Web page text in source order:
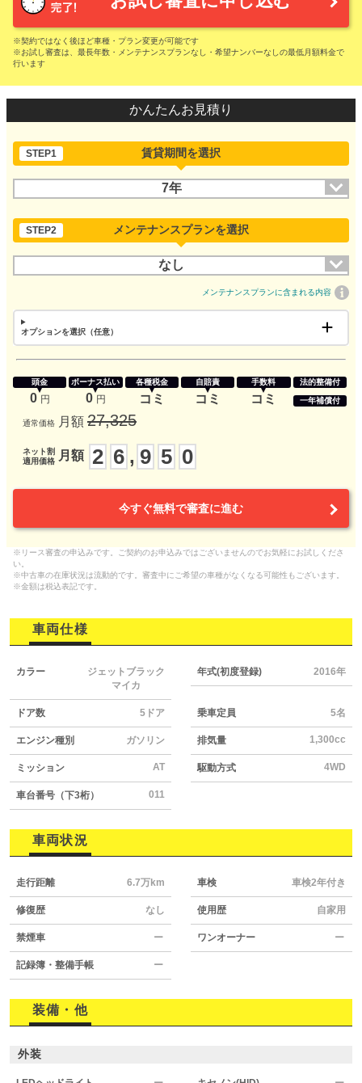
※契約ではなく後ほど車種・プラン変更が可能です
※お試し審査は、最長年数・メンテナンスプランなし・希望ナンバーなしの最低月額料金で
行います
かんたんお見積り
STEP1 賃貸期間を選択
7年
STEP2 メンテナンスプランを選択
なし
メンテナンスプランに含まれる内容
オプションを選択（任意）
頭金
0 円
ボーナス払い
0 円
各種税金
コミ
自賠責
コミ
手数料
コミ
法的整備付
一年補償付
通常価格 月額 27,325
ネット割
適用価格
月額 2 6 , 9 5 0
今すぐ無料で審査に進む
※リース審査の申込みです。ご契約のお申込みではございませんのでお気軽にお試しくださ
い。
※中古車の在庫状況は流動的です。審査中にご希望の車種がなくなる可能性もございます。
※金額は税込表記です。
車両仕様
カラー
ジェットブラック
マイカ
年式(初度登録) 2016年
ドア数 5ドア 乗車定員 5名
エンジン種別 ガソリン 排気量 1,300cc
ミッション AT 駆動方式 4WD
車台番号（下3桁） 011
車両状況
走行距離 6.7万km 車検 車検2年付き
修復歴 なし 使用歴 自家用
禁煙車 ー ワンオーナー ー
記録簿・整備手帳 ー
装備・他
外装